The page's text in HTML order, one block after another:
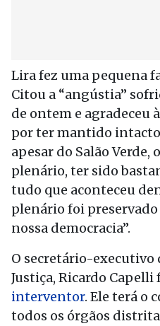
Lira fez uma pequena
Citou a “angústia”
de ontem e agradeceu
por ter mantido intacto
apesar do Salão Verde,
plenário, ter sido
tudo que aconteceu
plenário foi
nossa democracia”.
O secretário-
Justiça, Ricardo Capelli
interventor. Ele terá o
todos os órgãos